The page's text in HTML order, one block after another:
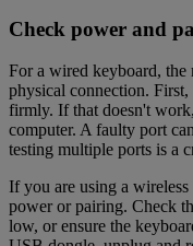
Check power and
For a wired keyboard,
physical connection.
firmly. If that doesn't
computer. A faulty port
testing multiple ports is a
If you are using a
power or pairing. Check
low, or ensure the